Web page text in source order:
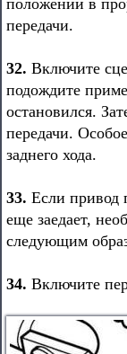
положении в
передачи.
32. Включите
подождите
остановился.
передачи.
заднего хода.
33. Если привод
еще заедает,
следующим
34. Включите